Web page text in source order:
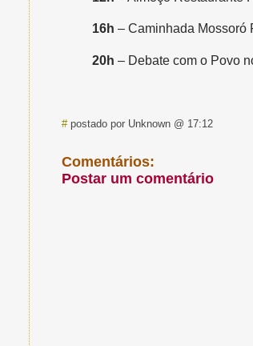
16h – Caminhada Mossoró
20h – Debate com o Povo
#postado por Unknown @ 17:12
Comentários:
Postar um comentário